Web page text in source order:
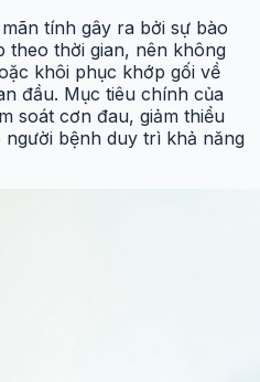
tính gây ra bởi sự bào
theo thời gian, nên không
khôi phục khớp gối về
đầu. Mục tiêu chính của
soát cơn đau, giảm thiểu
bệnh duy trì khả năng